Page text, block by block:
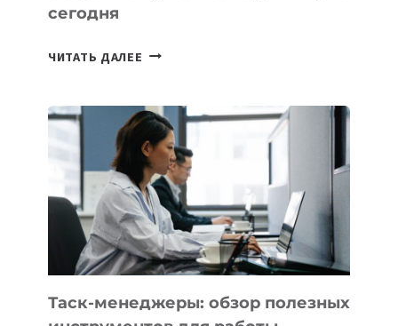
сегодня
ЧИТАТЬ ДАЛЕЕ ИИ-
БИЗНЕСА:
КАКИЕ
3
ЗАДАЧИ
ЕМУ
МОЖНО
ПОРУЧИТЬ
УЖЕ
СЕГОДНЯ
Таск-менеджеры: обзор полезных